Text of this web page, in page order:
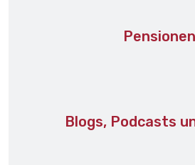
Pensionen
Blogs, Podcasts